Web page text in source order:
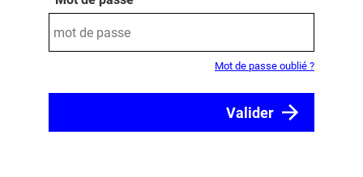
Mot de passe oublié ?